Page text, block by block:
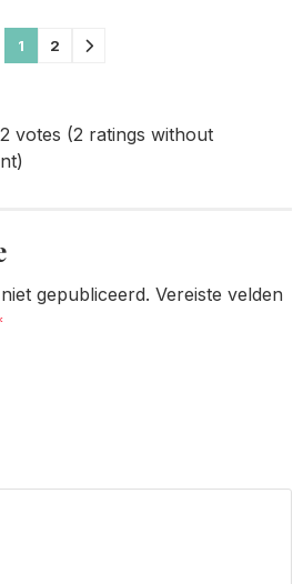
1 2
votes (2 ratings without
)
gepubliceerd. Vereiste velden